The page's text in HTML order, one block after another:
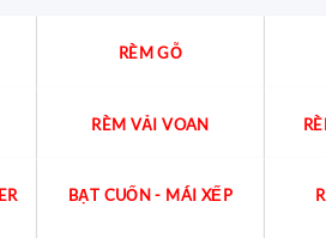
RÈM GỖ
RÈM VẢI VOAN
BẠT CUỐN - MÁI XẾP